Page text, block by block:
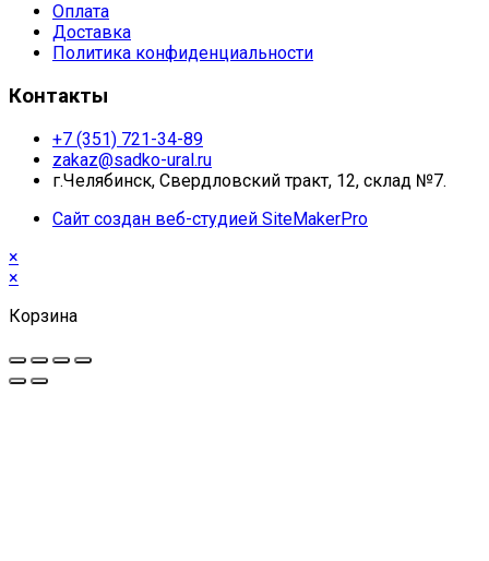
Оплата
Доставка
Политика конфиденциальности
Контакты
+7 (351) 721-34-89
zakaz@sadko-ural.ru
г.Челябинск, Свердловский тракт, 12, склад №7.
Сайт создан веб-студией SiteMakerPro
×
×
Корзина